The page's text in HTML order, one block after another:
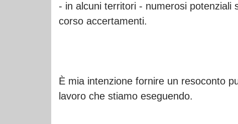
- in alcuni territori - numerosi potenziali
corso accertamenti.
È mia intenzione fornire un resoconto
lavoro che stiamo eseguendo.